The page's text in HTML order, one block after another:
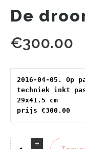
De
€300.00
2016-04-05. Op
techniek inkt
29x41.5 cm
prijs €300.00